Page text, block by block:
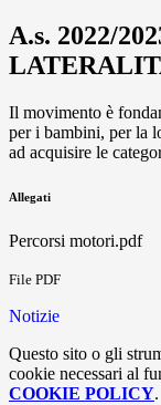
A.s. 2022/
Il movimento è
per i bambini, per la
ad acquisire le
Allegati
Percorsi motori.pdf
File PDF
Notizie
Questo sito o gli
cookie necessari al
COOKIE POLICY.